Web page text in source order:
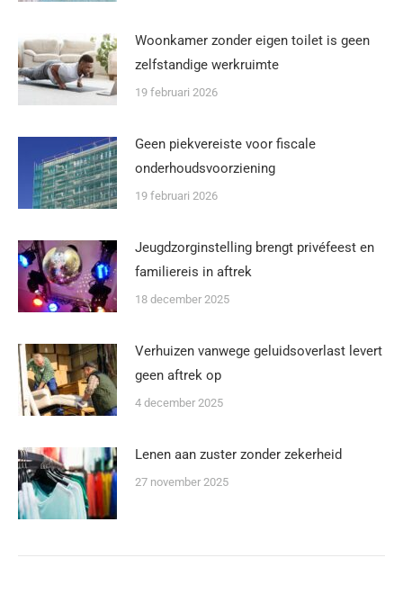
Woonkamer zonder eigen toilet is geen
zelfstandige werkruimte
19 februari 2026
Geen piekvereiste voor fiscale
onderhoudsvoorziening
19 februari 2026
Jeugdzorginstelling brengt privéfeest en
familiereis in aftrek
18 december 2025
Verhuizen vanwege geluidsoverlast levert
geen aftrek op
4 december 2025
Lenen aan zuster zonder zekerheid
27 november 2025